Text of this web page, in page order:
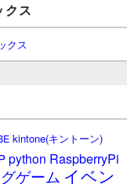
ス
クス
kintone(キントーン)
python RaspberryPi
ゲーム イベン